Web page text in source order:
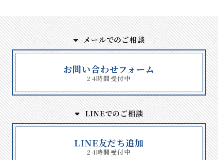
メールでのご相談
お問い合わせフォーム
24時間受付中
LINEでのご相談
LINE友だち追加
24時間受付中